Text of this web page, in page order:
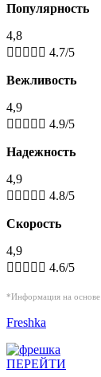
Популярность
4,8
     4.7/5
Вежливость
4,9
     4.9/5
Надежность
4,9
     4.8/5
Скорость
4,9
     4.6/5
*Информация на основе
Freshka
ПЕРЕЙТИ